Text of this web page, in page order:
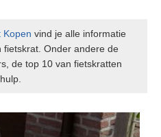
Kopen vind je alle informatie
Onder andere de
de top 10 van fietskratten